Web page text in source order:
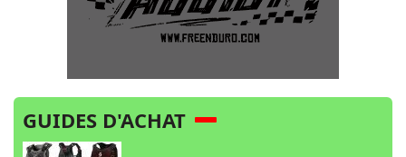
GUIDES D'ACHAT